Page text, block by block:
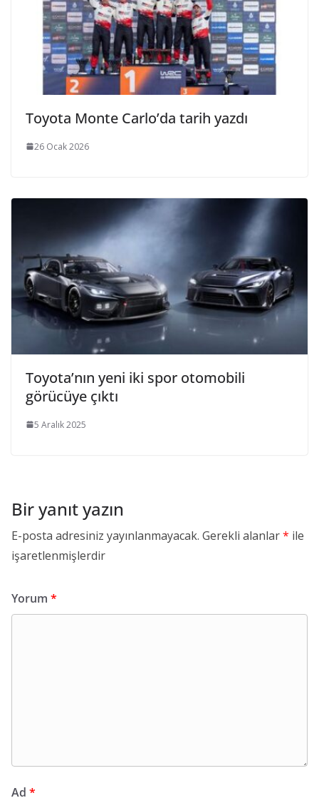
Toyota Monte Carlo’da tarih yazdı
26 Ocak 2026
Toyota’nın yeni iki spor otomobili
görücüye çıktı
5 Aralık 2025
Bir yanıt yazın
E-posta adresiniz yayınlanmayacak. Gerekli alanlar* ile
işaretlenmişlerdir
Yorum *
Ad *